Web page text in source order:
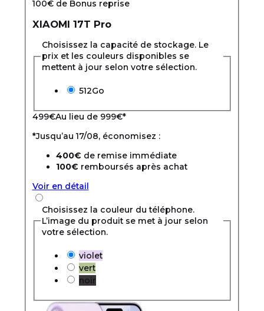
100€ de Bonus reprise
XIAOMI 17T Pro
Choisissez la capacité de stockage. Le
prix et les couleurs disponibles se
mettent à jour selon votre sélection.
512Go
499€Au lieu de 999€*
*Jusqu’au 17/08, économisez :
400€ de remise immédiate
100€ remboursés après achat
Voir en détail
Choisissez la couleur du téléphone.
L’image du produit se met à jour selon
votre sélection.
violet
vert
noir